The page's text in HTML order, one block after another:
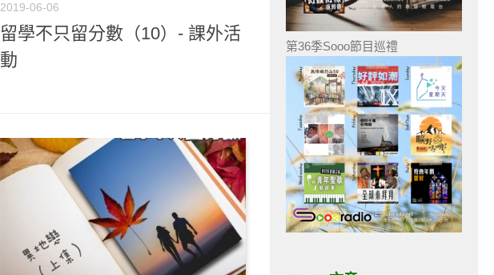
2019-06-06
留學不只留分數（10）- 課外活
動
第36季Sooo節目巡禮